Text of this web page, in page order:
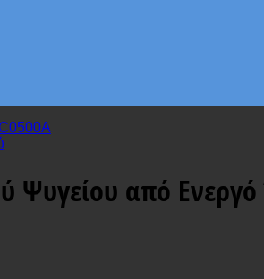
Ψυγείου από